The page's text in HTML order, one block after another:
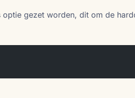
optie gezet worden, dit om de